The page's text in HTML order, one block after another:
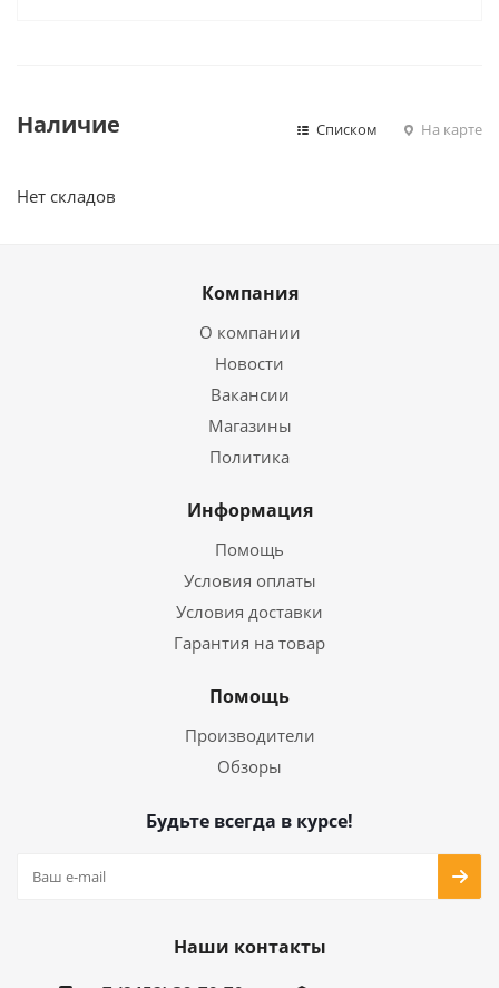
Наличие Списком На карте
Нет складов
Компания
О компании
Новости
Вакансии
Магазины
Политика
Информация
Помощь
Условия оплаты
Условия доставки
Гарантия на товар
Помощь
Производители
Обзоры
Будьте всегда в курсе!
Наши контакты